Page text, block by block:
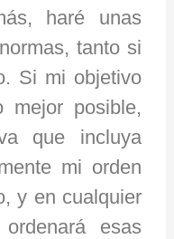
haré unas
tanto si
Si mi objetivo
posible,
que incluya
mi orden
y en cualquier
esas